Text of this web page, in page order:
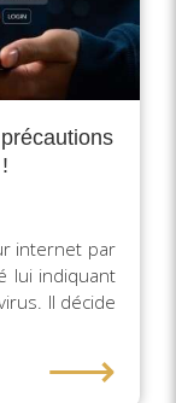
internet par
lui indiquant
Il décide
⟶